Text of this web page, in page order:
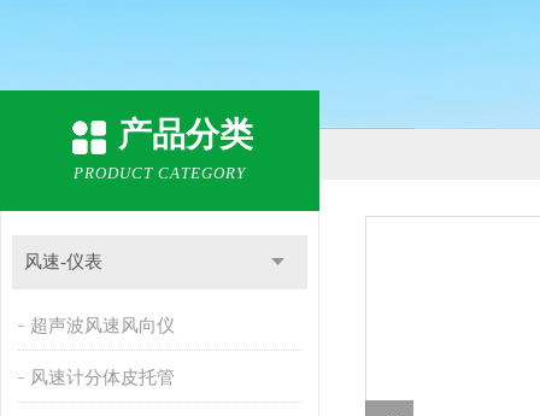
产品分类
PRODUCT CATEGORY
风速-仪表
超声波风速风向仪
风速计分体皮托管